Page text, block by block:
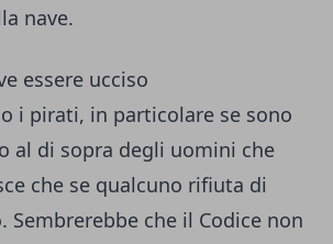
nave.
essere ucciso
i pirati, in particolare se sono
al di sopra degli uomini che
che se qualcuno rifiuta di
Sembrerebbe che il Codice non